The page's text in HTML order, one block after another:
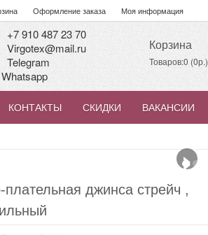
Оформление заказа Моя информация
Корзина
Товаров:0 (0р.)
+7 910 487 23 70
Virgotex@mail.ru
Telegram
Whatsapp
КОНТАКТЫ СКИДКИ ВАКАНСИИ
›
джинса стрейч ,